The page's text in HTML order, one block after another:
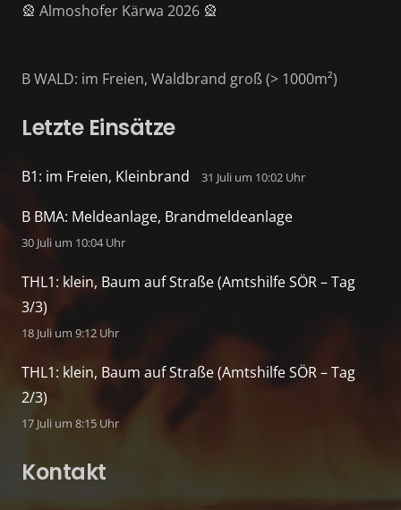
🎡 Almoshofer Kärwa 2026 🎡
B WALD: im Freien, Waldbrand groß (> 1000m²)
Letzte Einsätze
B1: im Freien, Kleinbrand 31 Juli um 10:02 Uhr
B BMA: Meldeanlage, Brandmeldeanlage
30 Juli um 10:04 Uhr
THL1: klein, Baum auf Straße (Amtshilfe SÖR – Tag
3/3)
18 Juli um 9:12 Uhr
THL1: klein, Baum auf Straße (Amtshilfe SÖR – Tag
2/3)
17 Juli um 8:15 Uhr
Kontakt